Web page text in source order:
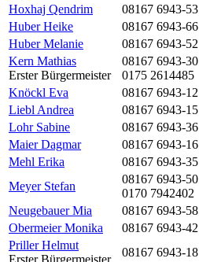
Hoxhaj Qendrim
08167 6943-53
Huber Heike
08167 6943-66
Huber Melanie
08167 6943-52
Kern Mathias
Erster Bürgermeister
08167 6943-30
0175 2614485
Knöckl Eva
08167 6943-12
Liebl Andrea
08167 6943-15
Lohr Sabine
08167 6943-36
Maier Dagmar
08167 6943-16
Mehl Erika
08167 6943-35
Meyer Stefan
08167 6943-50
0170 7942402
Neugebauer Mia
08167 6943-58
Obermeier Monika
08167 6943-42
Priller Helmut
08167 6943-18